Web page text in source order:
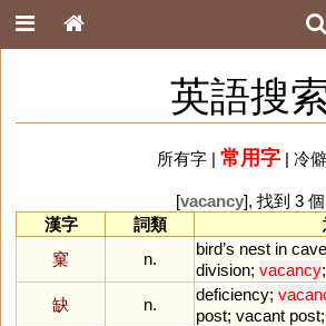
英語搜
所有字| 常用字| 冷
[vacancy], 找到 3 個
漢字
詞類
窠
n.
bird’s nest in cave
division; vacancy;
缺
n.
deficiency;
post; vacant post;